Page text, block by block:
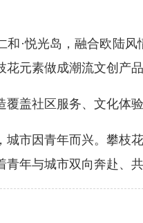
悦光岛，融合欧陆风
花元素做成潮流文创产
社区服务、文化体验
因青年而兴。攀枝花
青年与城市双向奔赴、